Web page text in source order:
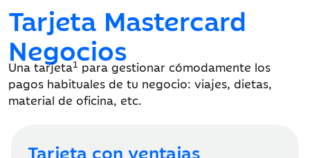
Tarjeta Mastercard
Negocios
Una tarjeta1 para gestionar cómodamente los
pagos habituales de tu negocio: viajes, dietas,
material de oficina, etc.
Tarjeta con ventajas